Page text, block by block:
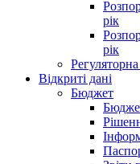
рік
рік
Регуляторна
Відкриті дані
Бюджет